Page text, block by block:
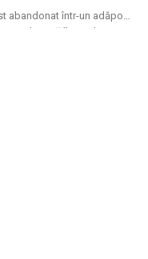
abandonat într-un adăpost
adoptivă îl ţine de